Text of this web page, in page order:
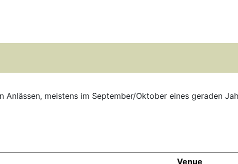
Anlässen, meistens im September/Oktober eines geraden
Venue